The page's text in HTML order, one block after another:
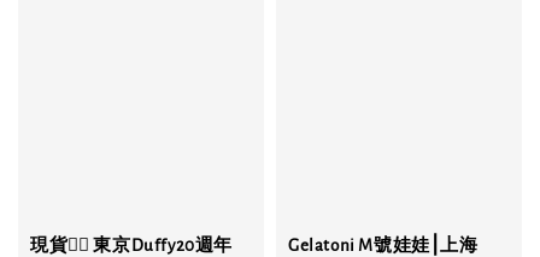
現貨❤️‍🔥 東京Duffy20週年
Gelatoni M號娃娃⎮上海